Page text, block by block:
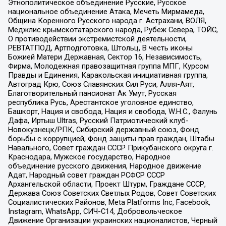
Этнополитическое объединение Русские, Русское
национальное объединение Атака, Мечеть Мирмамеда,
Община Коренного Русского народа г. Астрахани, ВОЛЯ,
Меджлис крымскотатарского народа, Рубеж Севера, ТОЙС,
О противодействии экстремистской деятельности,
РЕВТАТПОД, Артподготовка, Штольц, В честь иконы
Божией Матери Державная, Сектор 16, Независимость,
Фирма, Молодежная правозащитная группа МПГ, Курсом
Правды и Единения, Каракольская инициативная группа,
Автоград Крю, Союз Славянских Сил Руси, Алля-Аят,
Благотворительный пансионат Ак Умут, Русская
республика Русь, Арестантское уголовное единство,
Башкорт, Нация и свобода, Нация и свобода, W.H.С., Фалунь
Дафа, Иртыш Ultras, Русский Патриотический клуб-
Новокузнецк/РПК, Сибирский державный союз, Фонд
борьбы с коррупцией, Фонд защиты прав граждан, Штабы
Навального, Совет граждан СССР Прикубанского округа г.
Краснодара, Мужское государство, Народное
объединение русского движения, Народное движение
Адат, Народный совет граждан РСФСР СССР
Архангельской области, Проект Штурм, Граждане СССР,
Держава Союз Советских Светлых Родов, Совет Советских
Социалистических Районов, Meta Platforms Inc, Facebook,
Instagram, WhatsApp, СИЧ-С14, Добровольческое
Движение Организации украинских националистов, Черный